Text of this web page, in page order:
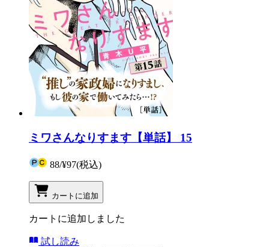
ミワさんなりすます【単話】 15
88/¥97(税込)
カートに追加
カートに追加しました
試し読み